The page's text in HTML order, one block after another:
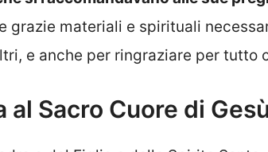
grazie materiali e spirituali
e anche per ringraziare per tutto
al Sacro Cuore di